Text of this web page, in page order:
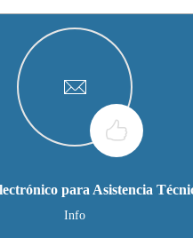
para Asistencia
Info